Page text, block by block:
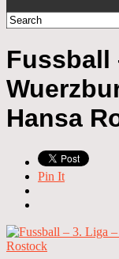
Fussball
Hansa
Pin It